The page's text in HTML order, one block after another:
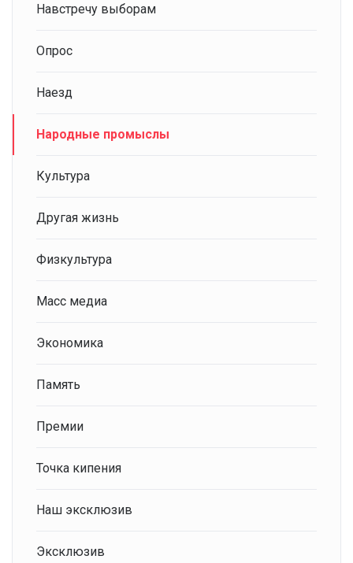
Навстречу выборам
Опрос
Наезд
Народные промыслы
Культура
Другая жизнь
Физкультура
Масс медиа
Экономика
Память
Премии
Точка кипения
Наш эксклюзив
Эксклюзив